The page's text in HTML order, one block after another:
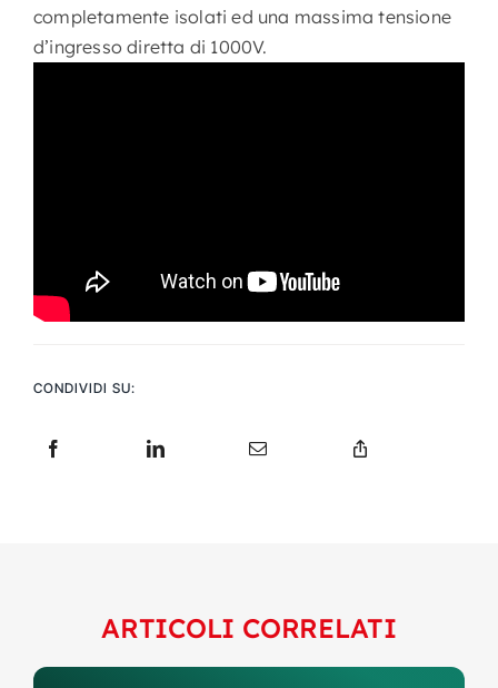
CONDIVIDI SU:
completamente isolati ed una massima tensione
d’ingresso diretta di 1000V.
ARTICOLI CORRELATI